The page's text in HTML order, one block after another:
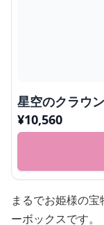
星空のクラウ
¥10,560
まるでお姫様の
ーボックスです。